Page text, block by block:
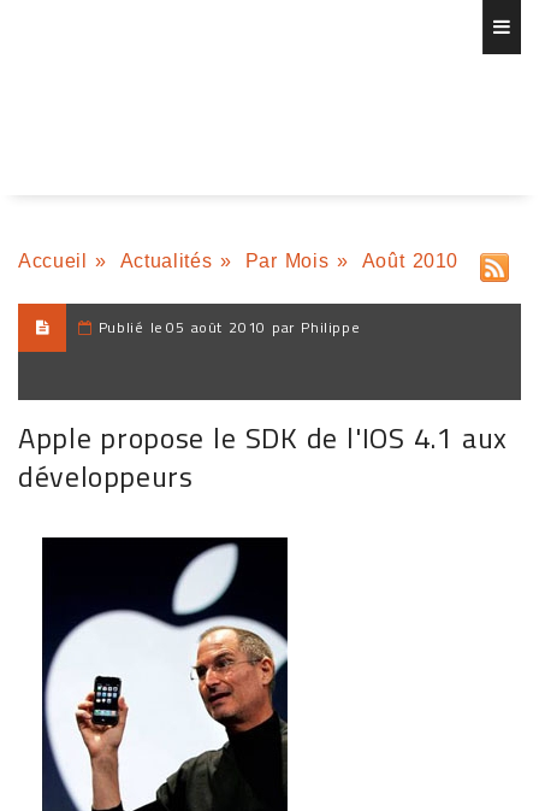
Accueil » Actualités » Par Mois » Août 2010
Publié le 05 août 2010 par Philippe
Apple propose le SDK de l'IOS 4.1 aux
développeurs